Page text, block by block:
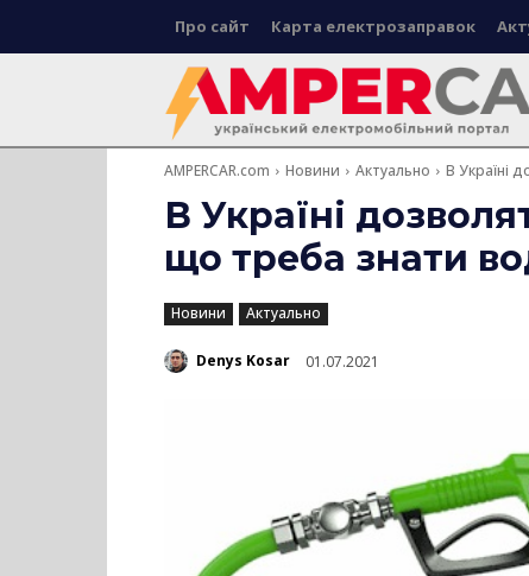
Про сайт Карта електрозаправок
AMPERCAR.com Новини Актуально В Україні
В Україні
що треба знати
Новини Актуально
Denys Kosar 01.07.2021